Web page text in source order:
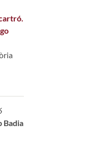
Badia